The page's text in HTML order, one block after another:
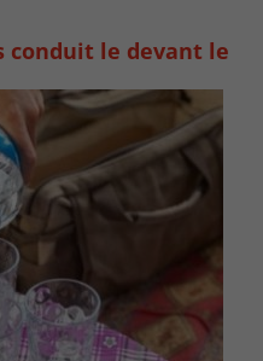
conduit le devant le